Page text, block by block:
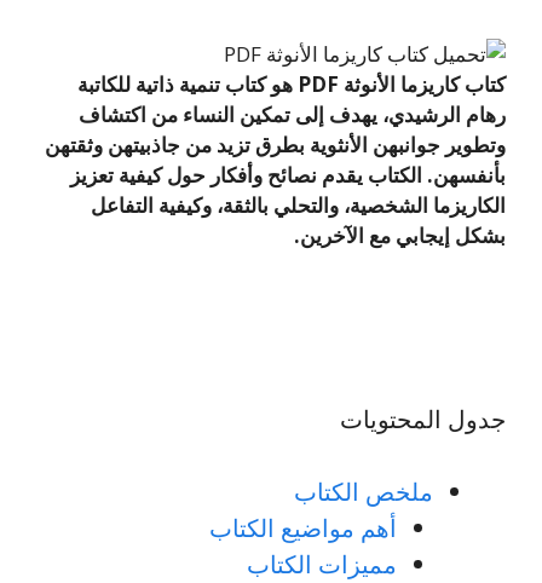
كتاب كاريزما الأنوثة PDF هو كتاب تنمية ذاتية للكاتبة
رهام الرشيدي، يهدف إلى تمكين النساء من اكتشاف
وتطوير جوانبهن الأنثوية بطرق تزيد من جاذبيتهن وثقتهن
بأنفسهن. الكتاب يقدم نصائح وأفكار حول كيفية تعزيز
الكاريزما الشخصية، والتحلي بالثقة، وكيفية التفاعل
بشكل إيجابي مع الآخرين.
جدول المحتويات
ملخص الكتاب
أهم مواضيع الكتاب
مميزات الكتاب